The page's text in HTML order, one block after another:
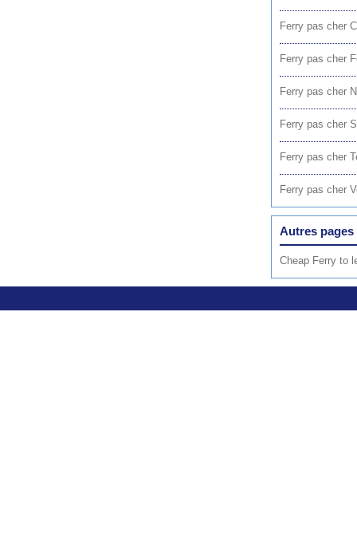
Ferry pas cher
Ferry pas cher
Ferry pas cher
Ferry pas cher
Ferry pas cher
Ferry pas cher
Autres pages
Cheap Ferry to